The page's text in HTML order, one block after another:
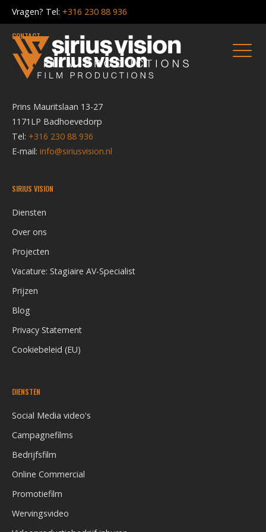
Vragen? Tel: +316 230 88 936
CONTACT
Prins Mauritslaan 13-27
1171LP Badhoevedorp
Tel: +316 230 88 936
E-mail: info@siriusvision.nl
SIRIUS VISION
Diensten
Over ons
Projecten
Vacature: Stagiaire AV-Specialist
Prijzen
Blog
Privacy Statement
Cookiebeleid (EU)
DIENSTEN
Social Media video's
Campagnefilms
Bedrijfsfilm
Online Commercial
Promotiefilm
Wervingsvideo